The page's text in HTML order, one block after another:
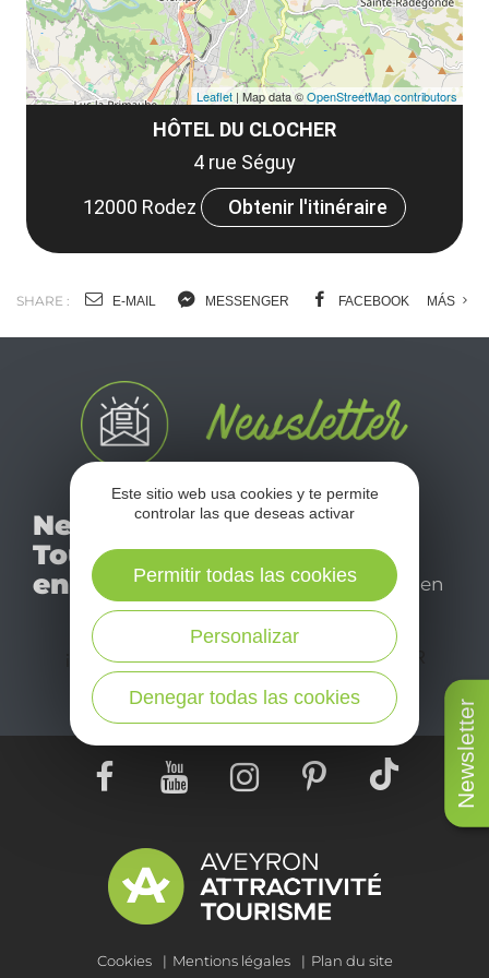
Newsletter
HÔTEL DU CLOCHER
4 rue Séguy
12000 Rodez
Obtenir l'itinéraire
Leaflet | Map data ©OpenStreetMap contributors
SHARE : E-MAIL MESSENGER FACEBOOK MÁS
Newsletter
Tourismo
en Aveyron
No se pierda nuestro
déjese inspirar para
disfrutar de su estancia en
el Aveyron.
¡SUSCRÍBASE A NUESTRO NEWSLETTER
AQUÍ!
Cookies Mentions légales Plan du site
Este sitio web usa cookies y te permite
controlar las que deseas activar
Denegar todas las cookies
Personalizar
Permitir todas las cookies